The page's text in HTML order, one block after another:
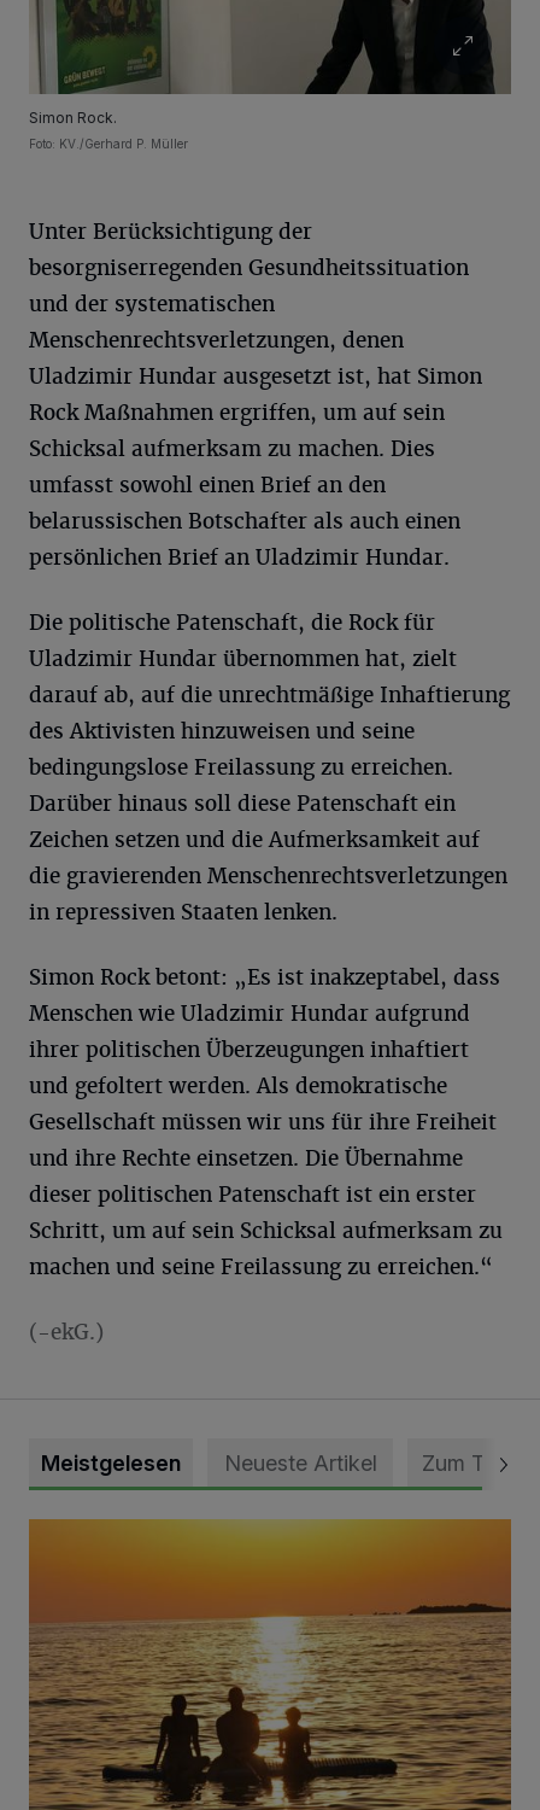
Simon Rock.
Foto: KV./Gerhard P. Müller
Unter Berücksichtigung der
besorgniserregenden Gesundheitssituation
und der systematischen
Menschenrechtsverletzungen, denen
Uladzimir Hundar ausgesetzt ist, hat Simon
Rock Maßnahmen ergriffen, um auf sein
Schicksal aufmerksam zu machen. Dies
umfasst sowohl einen Brief an den
belarussischen Botschafter als auch einen
persönlichen Brief an Uladzimir Hundar.
Die politische Patenschaft, die Rock für
Uladzimir Hundar übernommen hat, zielt
darauf ab, auf die unrechtmäßige Inhaftierung
des Aktivisten hinzuweisen und seine
bedingungslose Freilassung zu erreichen.
Darüber hinaus soll diese Patenschaft ein
Zeichen setzen und die Aufmerksamkeit auf
die gravierenden Menschenrechtsverletzungen
in repressiven Staaten lenken.
Simon Rock betont: „Es ist inakzeptabel, dass
Menschen wie Uladzimir Hundar aufgrund
ihrer politischen Überzeugungen inhaftiert
und gefoltert werden. Als demokratische
Gesellschaft müssen wir uns für ihre Freiheit
und ihre Rechte einsetzen. Die Übernahme
dieser politischen Patenschaft ist ein erster
Schritt, um auf sein Schicksal aufmerksam zu
machen und seine Freilassung zu erreichen.“
(-ekG.)
Meistgelesen Neueste Artikel Zum Thema
Die schönsten Sommermomente gesucht